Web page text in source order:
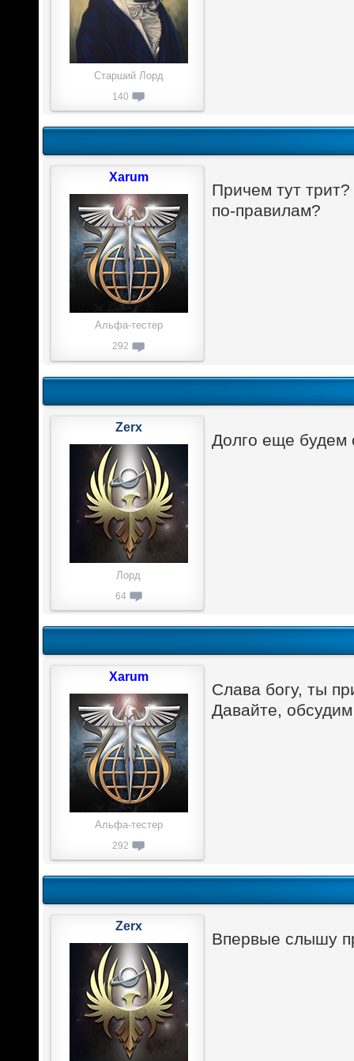
Старший Лорд
140
Причем тут
по-правилам?
Xarum
Альфа-тестер
292
Долго еще будем
Zerx
Лорд
64
Слава богу, ты
Давайте,
Xarum
Альфа-тестер
292
Впервые слышу
Zerx